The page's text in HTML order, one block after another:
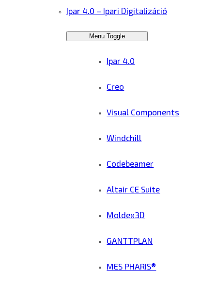
Ipar 4.0 – Ipari Digitalizáció
Menu Toggle
Ipar 4.0
Creo
Visual Components
Windchill
Codebeamer
Altair CE Suite
Moldex3D
GANTTPLAN
MES PHARIS®